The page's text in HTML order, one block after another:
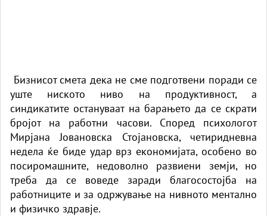
Бизнисот смета дека не сме подготвени поради се
уште ниското ниво на продуктивност, а
синдикатите остануваат на барањето да се скрати
бројот на работни часови. Според психологот
Мирјана Јовановска Стојановска, четиридневна
недела ќе биде удар врз економијата, особено во
посиромашните, недоволно развиени земји, но
треба да се воведе заради благосостојба на
работниците и за одржување на нивното ментално
и физичко здравје.